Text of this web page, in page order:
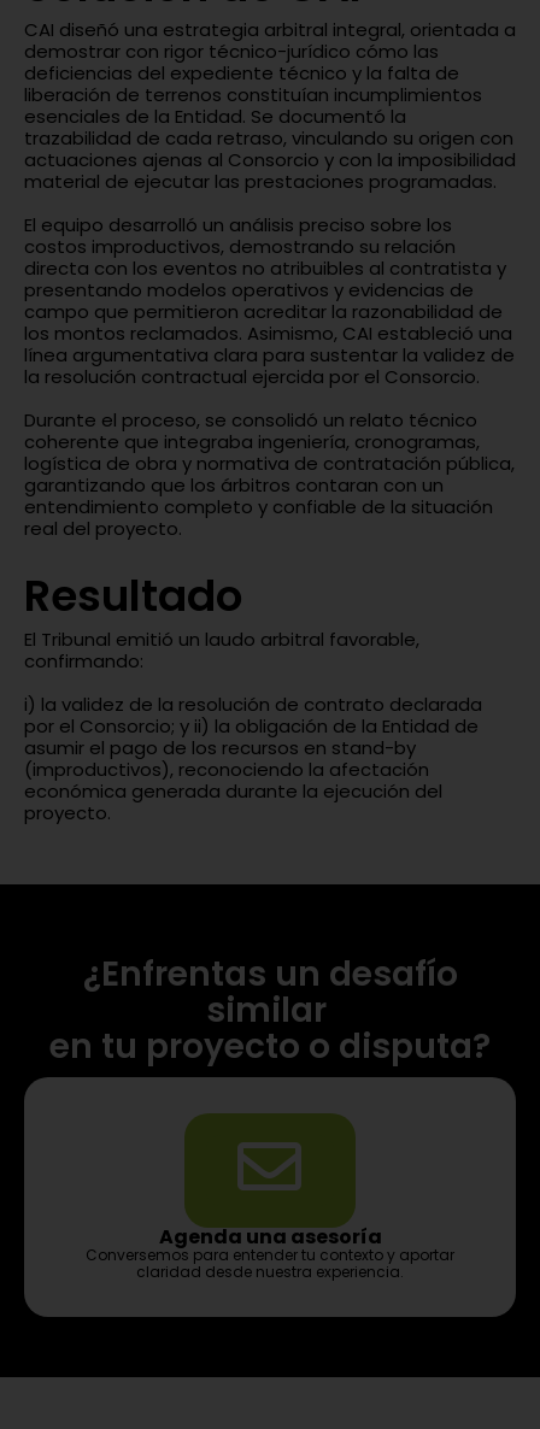
CAI diseñó una estrategia arbitral integral, orientada a
demostrar con rigor técnico-jurídico cómo las
deficiencias del expediente técnico y la falta de
liberación de terrenos constituían incumplimientos
esenciales de la Entidad. Se documentó la
trazabilidad de cada retraso, vinculando su origen con
actuaciones ajenas al Consorcio y con la imposibilidad
material de ejecutar las prestaciones programadas.
El equipo desarrolló un análisis preciso sobre los
costos improductivos, demostrando su relación
directa con los eventos no atribuibles al contratista y
presentando modelos operativos y evidencias de
campo que permitieron acreditar la razonabilidad de
los montos reclamados. Asimismo, CAI estableció una
línea argumentativa clara para sustentar la validez de
la resolución contractual ejercida por el Consorcio.
Durante el proceso, se consolidó un relato técnico
coherente que integraba ingeniería, cronogramas,
logística de obra y normativa de contratación pública,
garantizando que los árbitros contaran con un
entendimiento completo y confiable de la situación
real del proyecto.
Resultado
El Tribunal emitió un laudo arbitral favorable,
confirmando:
i) la validez de la resolución de contrato declarada
por el Consorcio; y ii) la obligación de la Entidad de
asumir el pago de los recursos en stand-by
(improductivos), reconociendo la afectación
económica generada durante la ejecución del
proyecto.
¿Enfrentas un desafío
similar
en tu proyecto o disputa?
Agenda una asesoría
Conversemos para entender tu contexto y aportar
claridad desde nuestra experiencia.